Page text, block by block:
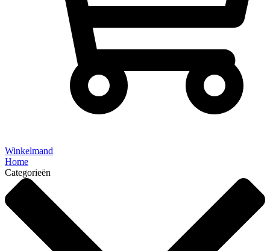
Winkelmand
Home
Categorieën